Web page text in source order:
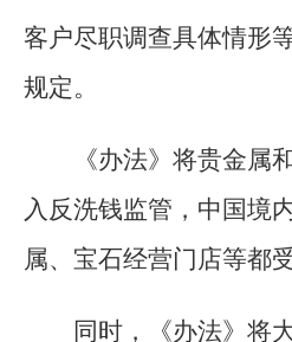
客户尽职调查具体情形
规定。
《办法》将贵金属
入反洗钱监管，中国境
属、宝石经营门店等都
同时，《办法》将